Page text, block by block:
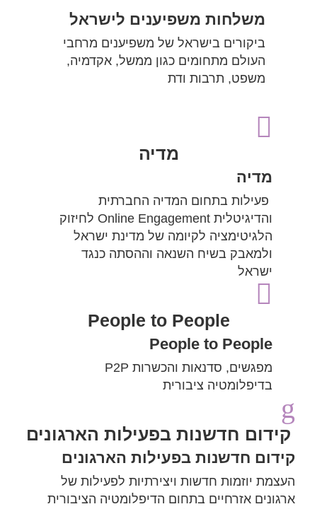
משלחות משפיענים לישראל
ביקורים בישראל של משפיענים מרחבי
העולם מתחומים כגון ממשל, אקדמיה,
משפט, תרבות ודת

מדיה
מדיה
פעילות בתחום המדיה החברתית
והדיגיטלית Online Engagement
לחיזוק
הלגיטימציה לקיומה של מדינת ישראל
ולמאבק בשיח השנאה וההסתה כנגד
ישראל

People to People
People to People
מפגשים, סדנאות והכשרות P2P
בדיפלומטיה ציבורית
g
קידום חדשנות בפעילות הארגונים
קידום חדשנות בפעילות הארגונים
העצמת יוזמות חדשות ויצירתיות לפעילות של
ארגונים אזרחיים בתחום הדיפלומטיה הציבורית